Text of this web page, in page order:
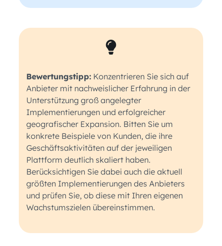
Bewertungstipp: Konzentrieren Sie sich auf
Anbieter mit nachweislicher Erfahrung in der
Unterstützung groß angelegter
Implementierungen und erfolgreicher
geografischer Expansion. Bitten Sie um
konkrete Beispiele von Kunden, die ihre
Geschäftsaktivitäten auf der jeweiligen
Plattform deutlich skaliert haben.
Berücksichtigen Sie dabei auch die aktuell
größten Implementierungen des Anbieters
und prüfen Sie, ob diese mit Ihren eigenen
Wachstumszielen übereinstimmen.